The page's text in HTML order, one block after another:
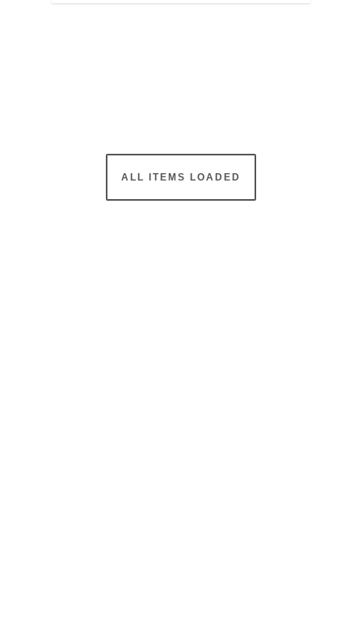
ALL ITEMS LOADED